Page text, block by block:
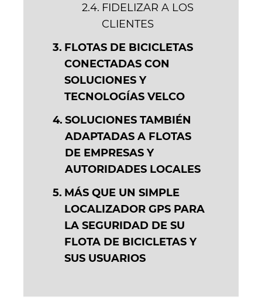
FIDELIZAR A LOS
CLIENTES
FLOTAS DE BICICLETAS
CONECTADAS CON
SOLUCIONES Y
TECNOLOGÍAS VELCO
SOLUCIONES TAMBIÉN
ADAPTADAS A FLOTAS
DE EMPRESAS Y
AUTORIDADES LOCALES
MÁS QUE UN SIMPLE
LOCALIZADOR GPS PARA
LA SEGURIDAD DE SU
FLOTA DE BICICLETAS Y
SUS USUARIOS